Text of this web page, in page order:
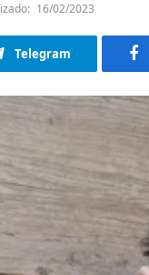
16/02/2023
Telegram